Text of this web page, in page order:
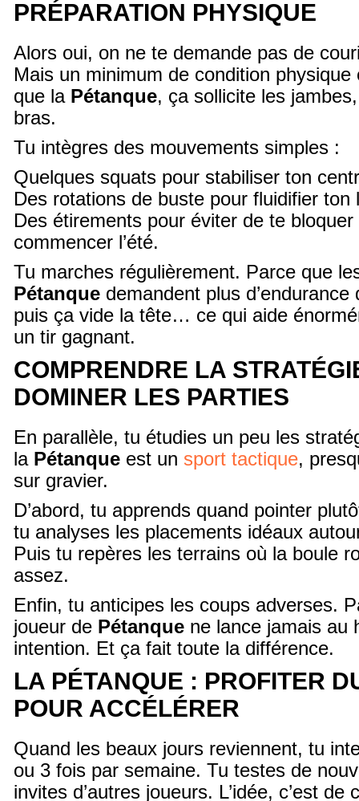
PRÉPARATION PHYSIQUE
Alors oui, on ne te demande pas de
Mais un minimum de condition
que laPétanque, ça sollicite les
bras.
Tu intègres des mouvements simples :
Quelques squats pour stabiliser ton
Des rotations de buste pour fluidifier ton
Des étirements pour éviter de te
commencer l’été.
Tu marches régulièrement. Parce que
Pétanque demandent plus d’endurance
puis ça vide la tête… ce qui aide
un tir gagnant.
COMPRENDRE LA
DOMINER LES PARTIES
En parallèle, tu étudies un peu les
laPétanque est un sport tactique,
sur gravier.
D’abord, tu apprends quand pointer
tu analyses les placements idéaux
Puis tu repères les terrains où la boule
assez.
Enfin, tu anticipes les coups adverses.
joueur de Pétanque ne lance jamais au
intention. Et ça fait toute la différence.
LA PÉTANQUE : PROFITER
POUR ACCÉLÉRER
Quand les beaux jours reviennent, tu
ou 3 fois par semaine. Tu testes de
invites d’autres joueurs. L’idée, c’est de